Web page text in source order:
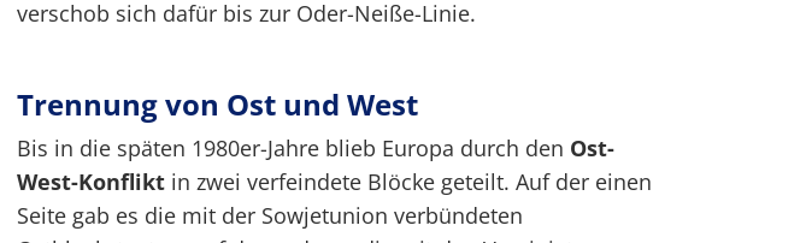
verschob sich dafür bis zur Oder-Neiße-Linie.
Trennung von Ost und West
Bis in die späten 1980er-Jahre blieb Europa durch den Ost-
West-Konflikt in zwei verfeindete Blöcke geteilt. Auf der einen
Seite gab es die mit der Sowjetunion verbündeten